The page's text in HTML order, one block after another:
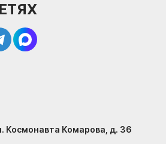
Космонавта Комарова, д. 36